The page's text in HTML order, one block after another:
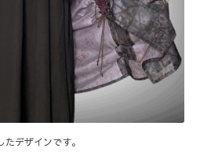
デザインです。